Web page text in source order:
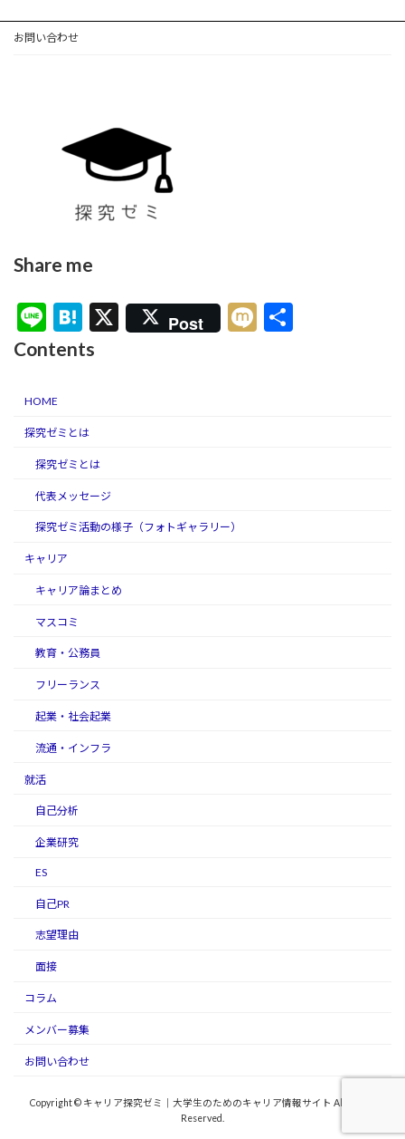
の
ペ
ジ
ジ
ジ
ジ
お問い合わせ
Share me
Li
n
H
at
a
X Post
M
Contents
HOME
探究ゼミとは
探究ゼミとは
代表メッセージ
探究ゼミ活動の様子（フォトギャラリー）
キャリア
キャリア論まとめ
マスコミ
教育・公務員
フリーランス
起業・社会起業
流通・インフラ
就活
自己分析
企業研究
ES
自己PR
志望理由
面接
コラム
メンバー募集
お問い合わせ
Copyright © キャリア探究ゼミ｜大学生のためのキャリア情報サイト All Rights
Reserved.